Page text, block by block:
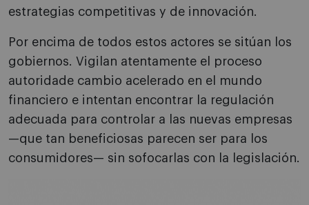
estrategias competitivas y de innovación.
Por encima de todos estos actores se sitúan los
gobiernos. Vigilan atentamente el proceso
autoridade cambio acelerado en el mundo
financiero e intentan encontrar la regulación
adecuada para controlar a las nuevas empresas
—que tan beneficiosas parecen ser para los
consumidores— sin sofocarlas con la legislación.